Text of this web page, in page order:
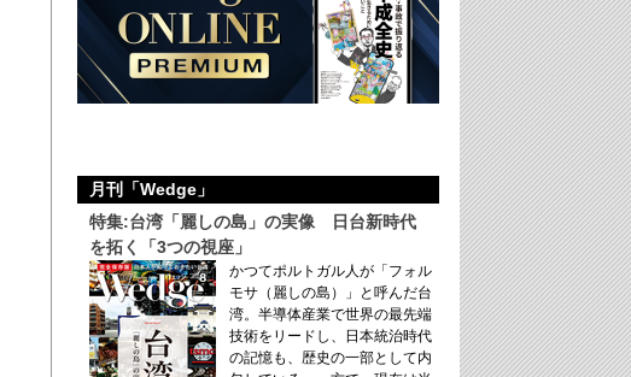
月刊「Wedge」
特集:台湾「麗しの島」の実像 日台新時代
を拓く「3つの視座」
かつてポルトガル人が「フォル
モサ（麗しの島）」と呼んだ台
湾。半導体産業で世界の最先端
技術をリードし、日本統治時代
の記憶も、歴史の一部として内